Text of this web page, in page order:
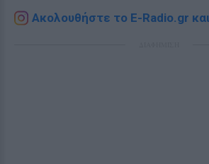
Ακολουθήστε το E-Radio.gr